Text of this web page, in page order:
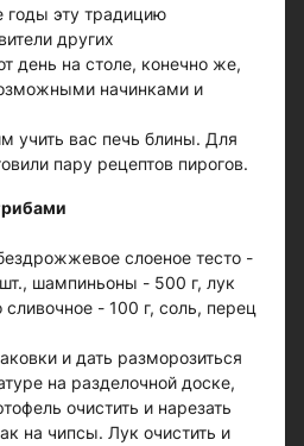
годы эту традицию
других
день на столе, конечно же,
начинками и
учить вас печь блины. Для
пару рецептов пирогов.
слоеное тесто -
шампиньоны - 500 г, лук
- 100 г, соль, перец
и дать разморозиться
на разделочной доске,
очистить и нарезать
на чипсы. Лук очистить и